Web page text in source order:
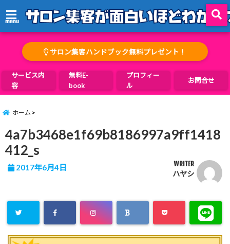
menu
サロン集客ハンドブック無料プレゼント！
サービス内
容
無料E-
book
プロフィー
ル
お問合せ
ホーム
4a7b3468e1f69b8186997a9ff1418
412_s
2017年6月4日 WRITER
ハヤシ